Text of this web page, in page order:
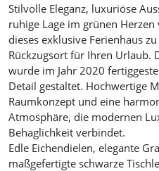
Stilvolle Eleganz, luxuriöse
ruhige Lage im grünen
dieses exklusive Ferienhaus
Rückzugsort für Ihren Urlaub.
wurde im Jahr 2020
Detail gestaltet. Hochwertige
Raumkonzept und eine
Atmosphäre, die modernen
Behaglichkeit verbindet.
Edle Eichendielen, elegante
maßgefertigte schwarze